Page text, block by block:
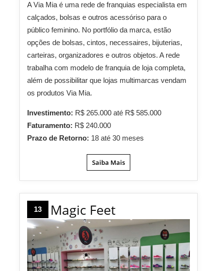
A Via Mia é uma rede de franquias especialista em
calçados, bolsas e outros acessóriso para o
público feminino. No portfólio da marca, estão
opções de bolsas, cintos, necessaires, bijuterias,
carteiras, organizadores e outros objetos. A rede
trabalha com modelo de franquia de loja completa,
além de possibilitar que lojas multimarcas vendam
os produtos Via Mia.
Investimento: R$ 265.000 até R$ 585.000
Faturamento: R$ 240.000
Prazo de Retorno: 18 até 30 meses
Saiba Mais
13 Magic Feet